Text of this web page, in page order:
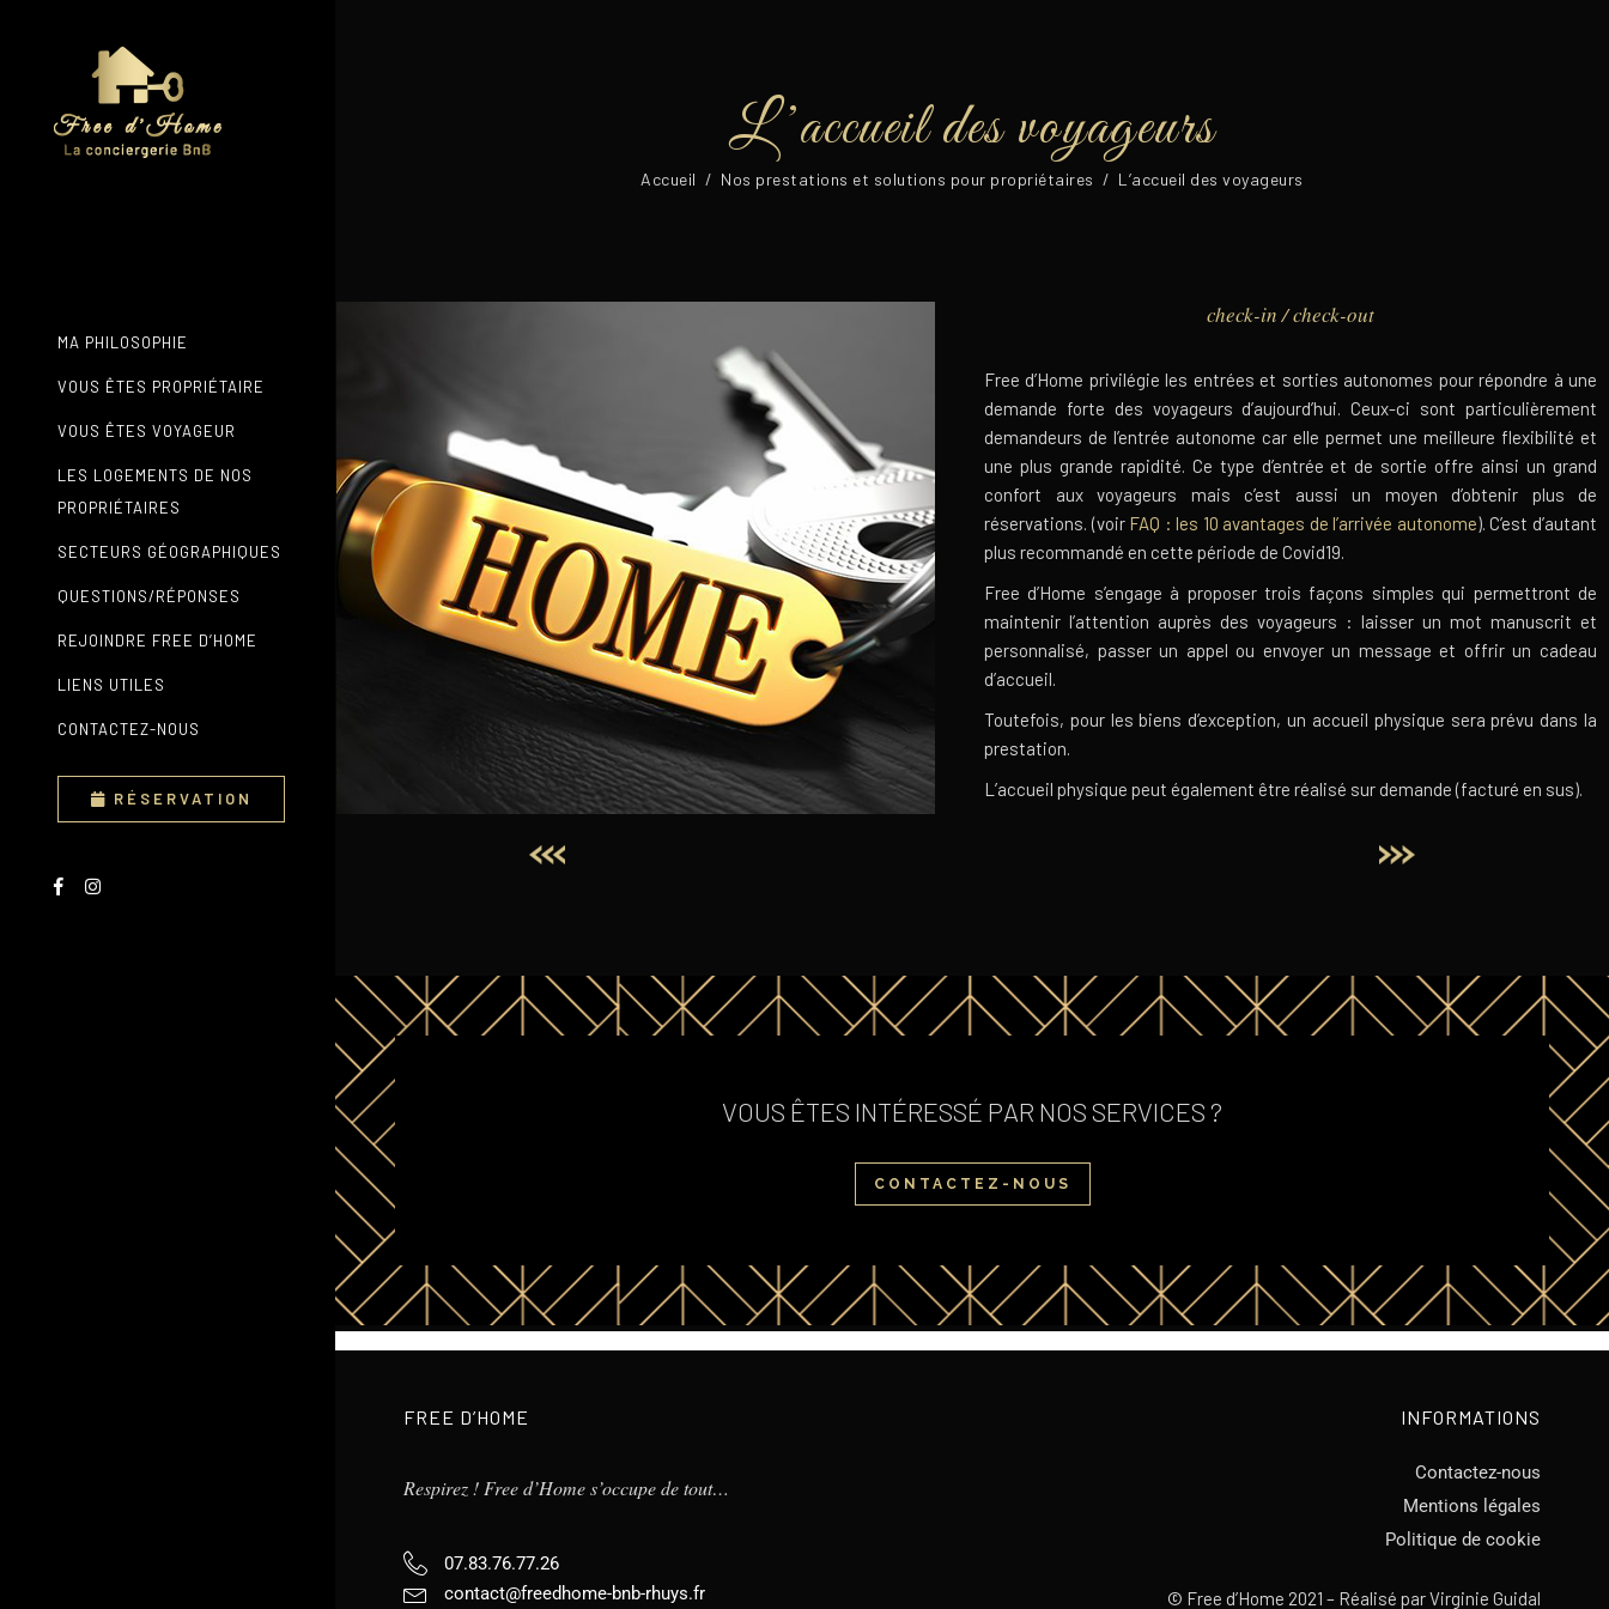
MA PHILOSOPHIE
VOUS ÊTES PROPRIÉTAIRE
VOUS ÊTES VOYAGEUR
LES LOGEMENTS DE NOS
PROPRIÉTAIRES
SECTEURS GÉOGRAPHIQUES
QUESTIONS/RÉPONSES
REJOINDRE FREE D’HOME
LIENS UTILES
CONTACTEZ-NOUS
RÉSERVATION
L’accueil des voyageurs
Accueil / Nos prestations et solutions pour propriétaires / L’accueil des voyageurs
check-in / check-out
Free d’Home privilégie les entrées et sorties autonomes pour répondre à une
demande forte des voyageurs d’aujourd’hui. Ceux-ci sont particulièrement
demandeurs de l’entrée autonome car elle permet une meilleure flexibilité et
une plus grande rapidité. Ce type d’entrée et de sortie offre ainsi un grand
confort aux voyageurs mais c’est aussi un moyen d’obtenir plus de
réservations. (voir FAQ : les 10 avantages de l’arrivée autonome). C’est d’autant
plus recommandé en cette période de Covid19.
Free d’Home s’engage à proposer trois façons simples qui permettront de
maintenir l’attention auprès des voyageurs : laisser un mot manuscrit et
personnalisé, passer un appel ou envoyer un message et offrir un cadeau
d’accueil.
Toutefois, pour les biens d’exception, un accueil physique sera prévu dans la
prestation.
L’accueil physique peut également être réalisé sur demande (facturé en sus).
VOUS ÊTES INTÉRESSÉ PAR NOS SERVICES ?
CONTACTEZ-NOUS
FREE D’HOME
Respirez ! Free d’Home s’occupe de tout…
07.83.76.77.26
contact@freedhome-bnb-rhuys.fr
INFORMATIONS
Contactez-nous
Mentions légales
Politique de cookie
© Free d’Home 2021 – Réalisé parVirginie Guidal